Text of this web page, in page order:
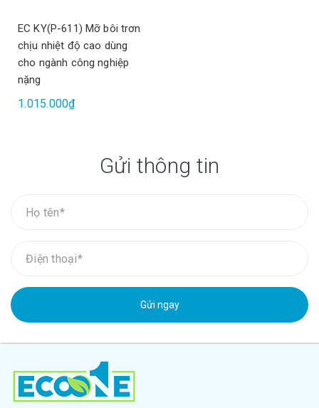
EC KY(P-611) Mỡ bôi trơn
chịu nhiệt độ cao dùng
cho ngành công nghiệp
nặng
1.015.000₫
Gửi thông tin
Gửi ngay